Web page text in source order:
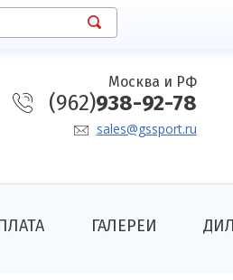
Москва и РФ
(962)938-92-78
sales@gssport.ru
ГАЛЕРЕИ